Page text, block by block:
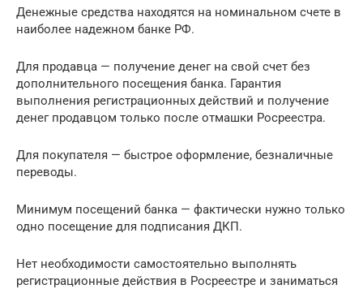
Денежные средства находятся на номинальном счете в
наиболее надежном банке РФ.
Для продавца — получение денег на свой счет без
дополнительного посещения банка. Гарантия
выполнения регистрационных действий и получение
денег продавцом только после отмашки Росреестра.
Для покупателя — быстрое оформление, безналичные
переводы.
Минимум посещений банка — фактически нужно только
одно посещение для подписания ДКП.
Нет необходимости самостоятельно выполнять
регистрационные действия в Росреестре и заниматься